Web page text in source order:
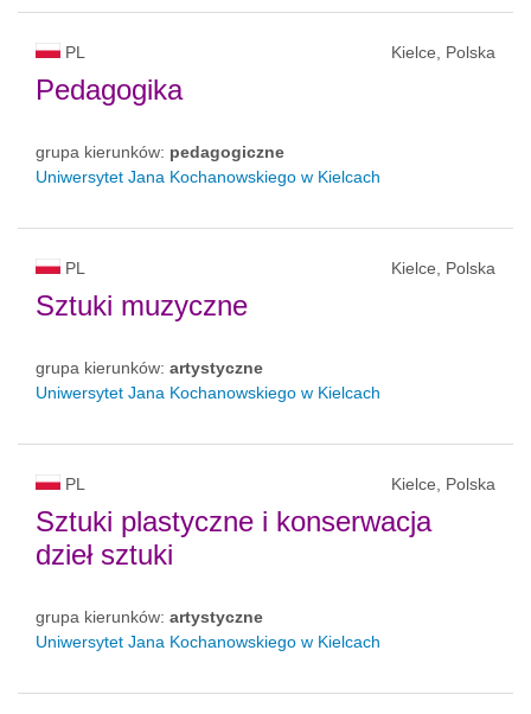
PL Kielce, Polska
Pedagogika
grupa kierunków: pedagogiczne
Uniwersytet Jana Kochanowskiego w Kielcach
PL Kielce, Polska
Sztuki muzyczne
grupa kierunków: artystyczne
Uniwersytet Jana Kochanowskiego w Kielcach
PL Kielce, Polska
Sztuki plastyczne i konserwacja
dzieł sztuki
grupa kierunków: artystyczne
Uniwersytet Jana Kochanowskiego w Kielcach